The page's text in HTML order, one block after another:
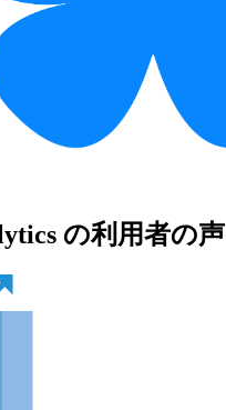
の利用者の声